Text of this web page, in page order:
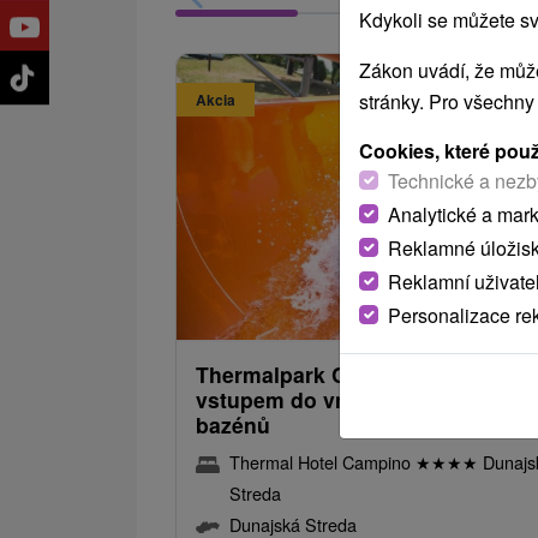
Akcia
od 2 470,92
Sleva
od2 117,75
/noc/
Thermalpark Classic s polopenzí a
vstupem do vnitřních a
bazénů
Thermal Hotel Campino ★★★★
Streda
Dunajská Streda
Kdykoli se můžete
Zákon uvádí, že
stránky. Pro
Cookies, které
Technické a
Analytické a
Reklamné
Reklamní
Personalizace